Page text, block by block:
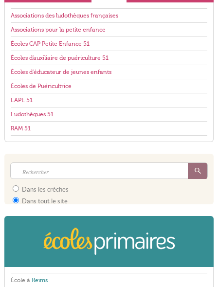
Associations des ludothèques françaises
Associations pour la petite enfance
Écoles CAP Petite Enfance 51
Écoles d'auxiliaire de puériculture 51
Écoles d'éducateur de jeunes enfants
Écoles de Puéricultrice
LAPE 51
Ludothèques 51
RAM 51
Dans les crèches
Dans tout le site
École à Reims